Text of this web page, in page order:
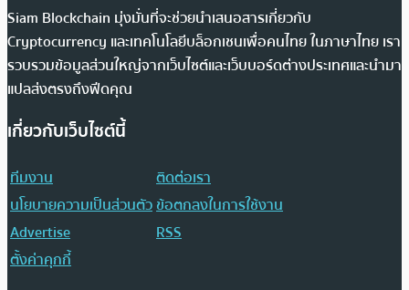
Siam Blockchain มุ่งมั่นที่จะช่วยนำเสนอสารเกี่ยวกับ
Cryptocurrency และเทคโนโลยีบล็อกเชนเพื่อคนไทย ในภาษาไทย เรา
รวบรวมข้อมูลส่วนใหญ่จากเว็บไซต์และเว็บบอร์ดต่างประเทศและนำมา
แปลส่งตรงถึงฟีดคุณ
เกี่ยวกับเว็บไซต์นี้
ทีมงาน
ติดต่อเรา
นโยบายความเป็นส่วนตัวข้อตกลงในการใช้งาน
Advertise
RSS
ตั้งค่าคุกกี้